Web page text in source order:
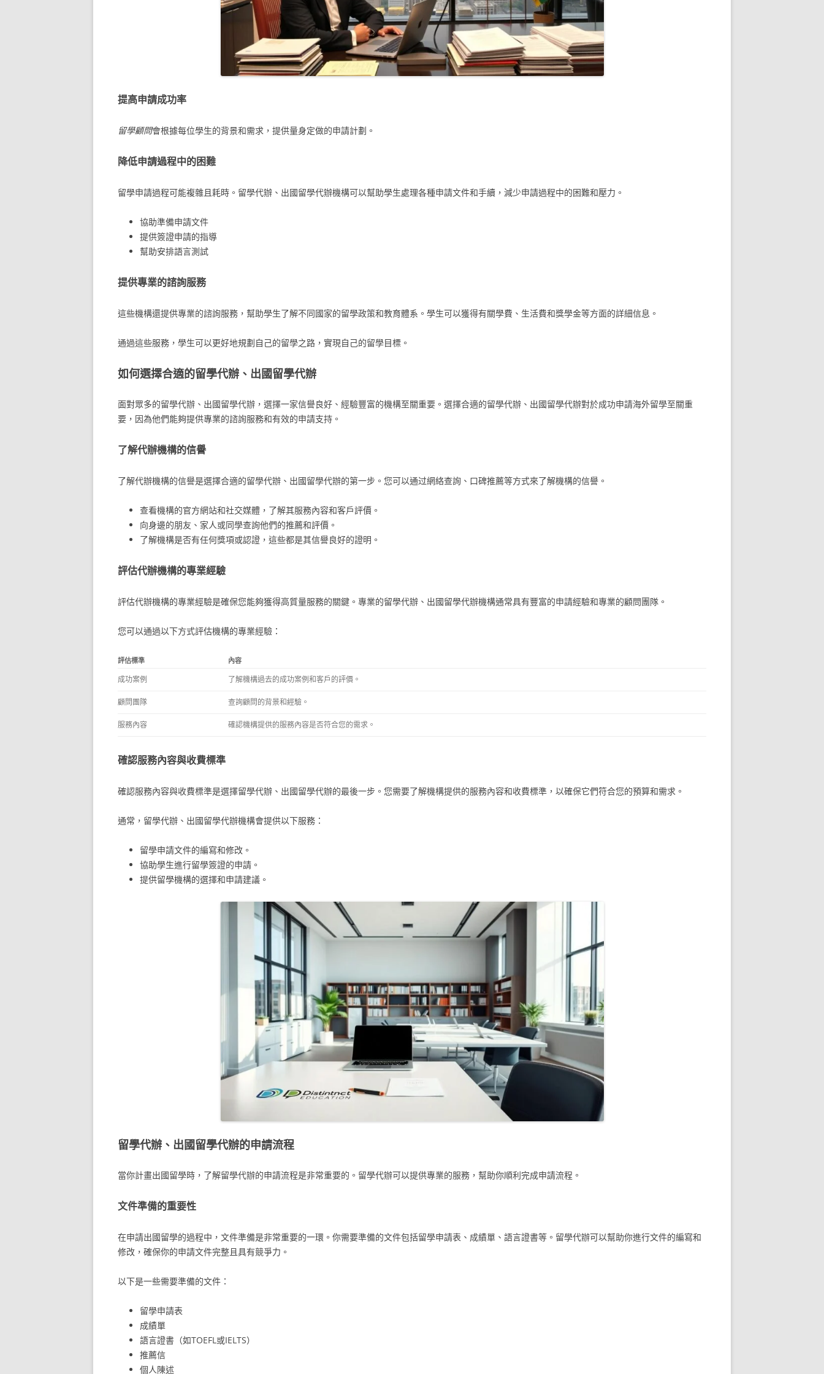
提高申請成功率
留學顧問會根據每位學生的背景和需求，提供量身定做的申請計劃。
降低申請過程中的困難
留學申請過程可能複雜且耗時。留學代辦、出國留學代辦機構可以幫助學生處理各種申請文件和手續，減少申請過程中的困難和壓力。
協助準備申請文件
提供簽證申請的指導
幫助安排語言測試
提供專業的諮詢服務
這些機構還提供專業的諮詢服務，幫助學生了解不同國家的留學政策和教育體系。學生可以獲得有關學費、生活費和獎學金等方面的詳細信息。
通過這些服務，學生可以更好地規劃自己的留學之路，實現自己的留學目標。
如何選擇合適的留學代辦、出國留學代辦
面對眾多的留學代辦、出國留學代辦，選擇一家信譽良好、經驗豐富的機構至關重要。選擇合適的留學代辦、出國留學代辦對於成功申請海外留學至關重
要，因為他們能夠提供專業的諮詢服務和有效的申請支持。
了解代辦機構的信譽
了解代辦機構的信譽是選擇合適的留學代辦、出國留學代辦的第一步。您可以通过網絡查詢、口碑推薦等方式來了解機構的信譽。
查看機構的官方網站和社交媒體，了解其服務內容和客戶評價。
向身邊的朋友、家人或同學查詢他們的推薦和評價。
了解機構是否有任何獎項或認證，這些都是其信譽良好的證明。
評估代辦機構的專業經驗
評估代辦機構的專業經驗是確保您能夠獲得高質量服務的關鍵。專業的留學代辦、出國留學代辦機構通常具有豐富的申請經驗和專業的顧問團隊。
您可以通過以下方式評估機構的專業經驗：
評估標準 內容
成功案例 了解機構過去的成功案例和客戶的評價。
顧問團隊 查詢顧問的背景和經驗。
服務內容 確認機構提供的服務內容是否符合您的需求。
確認服務內容與收費標準
確認服務內容與收費標準是選擇留學代辦、出國留學代辦的最後一步。您需要了解機構提供的服務內容和收費標準，以確保它們符合您的預算和需求。
通常，留學代辦、出國留學代辦機構會提供以下服務：
留學申請文件的編寫和修改。
協助學生進行留學簽證的申請。
提供留學機構的選擇和申請建議。
留學代辦、出國留學代辦的申請流程
當你計畫出國留學時，了解留學代辦的申請流程是非常重要的。留學代辦可以提供專業的服務，幫助你順利完成申請流程。
文件準備的重要性
在申請出國留學的過程中，文件準備是非常重要的一環。你需要準備的文件包括留學申請表、成績單、語言證書等。留學代辦可以幫助你進行文件的編寫和
修改，確保你的申請文件完整且具有競爭力。
以下是一些需要準備的文件：
留學申請表
成績單
語言證書（如TOEFL或IELTS）
推薦信
個人陳述